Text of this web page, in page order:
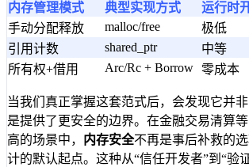
内存管理模式 典型实现方式 运行时
手动分配释放
malloc/free 极低
引用计数
shared_ptr 中等
所有权+借用
Arc/Rc + Borrow 零成本
当我们真正掌握这套范式后，会发现它并
是提供了更安全的边界。在金融交易清算
高的场景中， 内存安全不再是事后补救的
计的默认起点。这种从“信任开发者”到“验